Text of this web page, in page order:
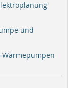
und
Wärmepumpen